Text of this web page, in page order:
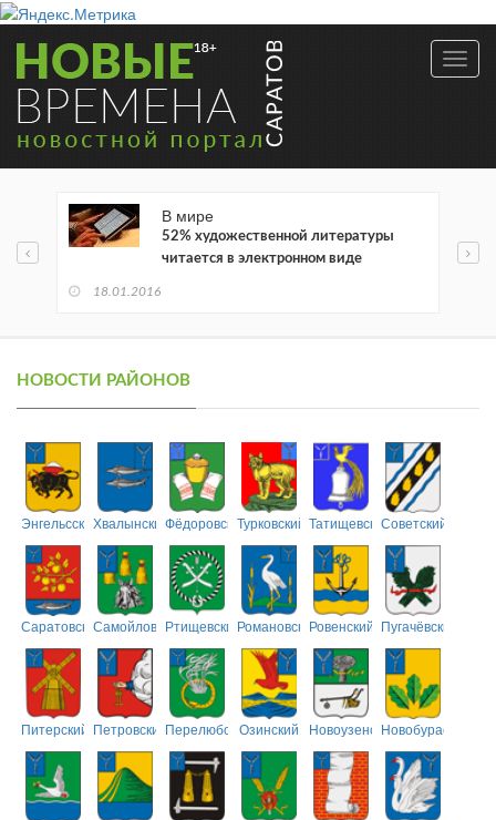
В мире
52% художественной литературы
читается в электронном виде
18.01.2016
НОВОСТИ РАЙОНОВ
ЭнгельсскийХвалынскийФёдоровскийТурковский ТатищевскийСоветский
СаратовскийСамойловскийРтищевскийРомановскийРовенский Пугачёвский
Питерский ПетровскийПерелюбскийОзинский НовоузенскийНовобурасский